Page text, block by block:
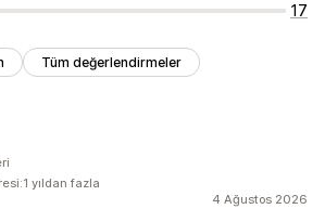
17
Tüm değerlendirmeler
4 Ağustos 2026
yıldan fazla